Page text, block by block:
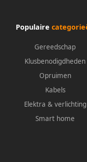
Populaire
Gereedschap
Klusbenodigdheden
Opruimen
Kabels
Elektra & verlichting
Smart home